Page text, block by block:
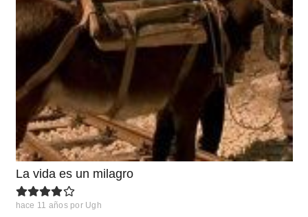
La vida es un milagro
hace 11 años por Ugh